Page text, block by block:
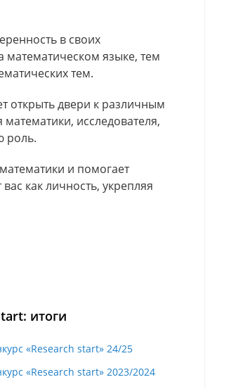
в своих
языке, тем
тем.
открыть двери к различным
исследователя,
роль.
и помогает
как личность, укрепляя
итоги
«Research start» 24/25
«Research start» 2023/2024